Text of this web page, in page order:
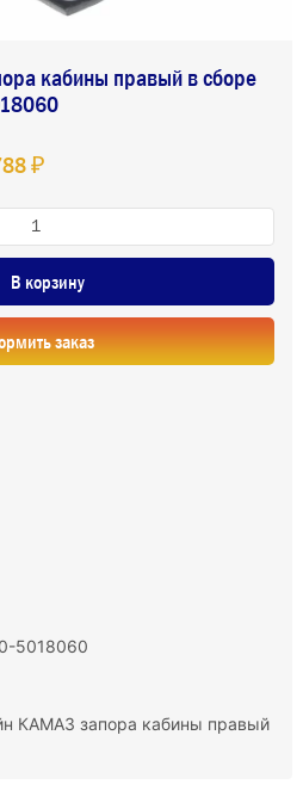
кабины правый в сборе
₽
В корзину
заказ
5018060
КАМАЗ запора кабины правый